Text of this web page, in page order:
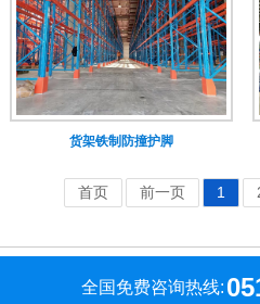
货架铁制防撞护脚
首页 前一页 1
全国免费咨询热线: